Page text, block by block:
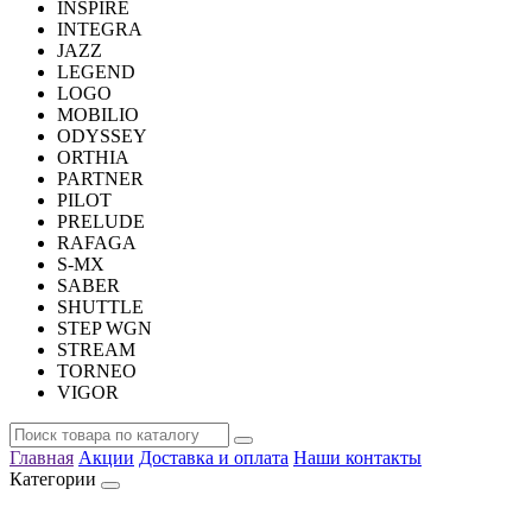
INSPIRE
INTEGRA
JAZZ
LEGEND
LOGO
MOBILIO
ODYSSEY
ORTHIA
PARTNER
PILOT
PRELUDE
RAFAGA
S-MX
SABER
SHUTTLE
STEP WGN
STREAM
TORNEO
VIGOR
Главная Акции Доставка и оплата Наши контакты
Категории